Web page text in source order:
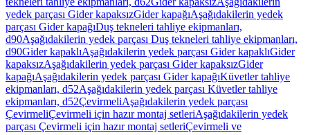
yedek parçası Gider kapaksızGider kapağıAşağıdakilerin yedek
parçası Gider kapağıDuş tekneleri tahliye ekipmanları,
d90Aşağıdakilerin yedek parçası Duş tekneleri tahliye ekipmanları,
d90Gider kapaklıAşağıdakilerin yedek parçası Gider kapaklıGider
kapaksızAşağıdakilerin yedek parçası Gider kapaksızGider
kapağıAşağıdakilerin yedek parçası Gider kapağıKüvetler tahliye
ekipmanları, d52Aşağıdakilerin yedek parçası Küvetler tahliye
ekipmanları, d52ÇevirmeliAşağıdakilerin yedek parçası
ÇevirmeliÇevirmeli için hazır montaj setleriAşağıdakilerin yedek
parçası Çevirmeli için hazır montaj setleriÇevirmeli ve